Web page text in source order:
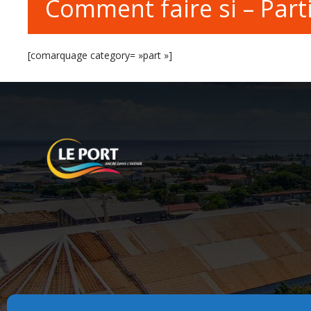
Comment faire si –
[comarquage category= »part »]